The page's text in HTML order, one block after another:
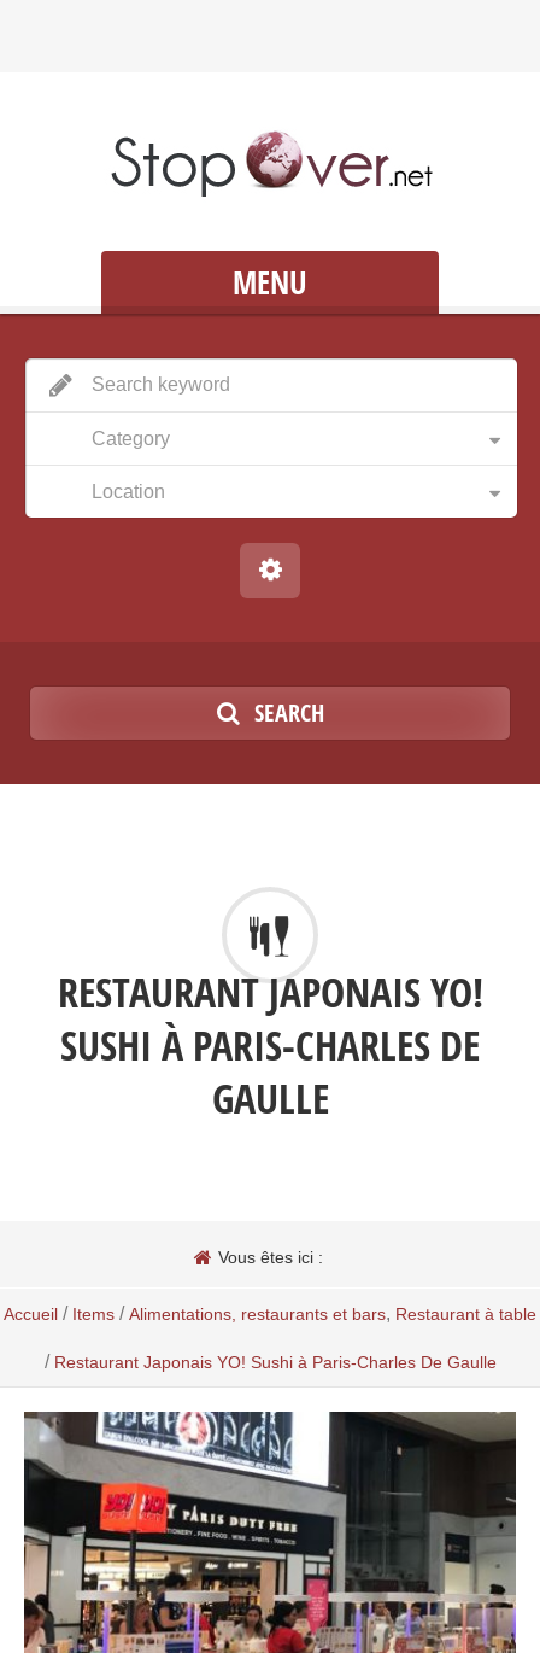
MENU
Category
Location
SEARCH
RESTAURANT JAPONAIS YO!
SUSHI À PARIS-CHARLES DE
GAULLE
Vous êtes ici :
Accueil / Items / Alimentations, restaurants et bars, Restaurant à table
/ Restaurant Japonais YO! Sushi à Paris-Charles De Gaulle